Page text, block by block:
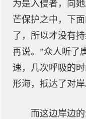
为是入侵者，向
芒保护之中，下
了，所以才没有
再说。”众人听了
速，几次呼吸的
形海，抵达了对岸
而这边岸边